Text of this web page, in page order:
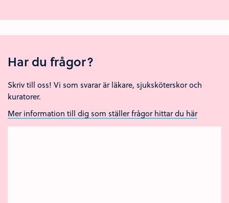
Har du frågor?
Skriv till oss! Vi som svarar är läkare, sjuksköterskor och
kuratorer.
Mer information till dig som ställer frågor hittar du här